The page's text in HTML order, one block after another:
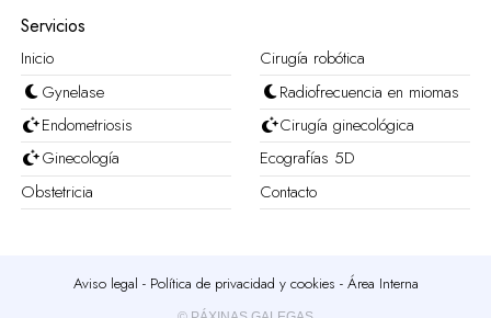
Servicios
Inicio
Cirugía robótica
Gynelase
Radiofrecuencia en miomas
Endometriosis
Cirugía ginecológica
Ginecología
Ecografías 5D
Obstetricia
Contacto
Aviso legal - Política de privacidad y cookies - Área Interna